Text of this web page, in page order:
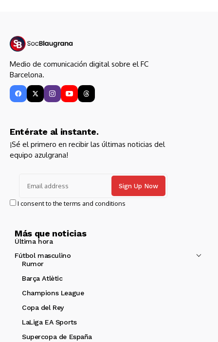
Medio de comunicación digital sobre el FC
Barcelona.
Entérate al instante.
¡Sé el primero en recibir las últimas noticias del
equipo azulgrana!
I consent to the terms and conditions
Más que noticias
Última hora
Fútbol masculino
Rumor
Barça Atlètic
Champions League
Copa del Rey
LaLiga EA Sports
Supercopa de España